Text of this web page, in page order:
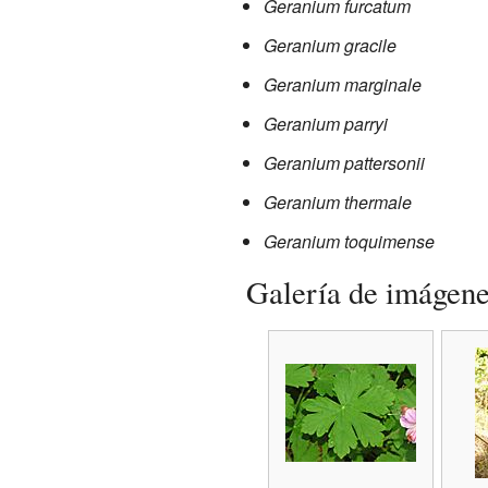
Geranium furcatum
Geranium gracile
Geranium marginale
Geranium parryi
Geranium pattersonii
Geranium thermale
Geranium toquimense
Galería de